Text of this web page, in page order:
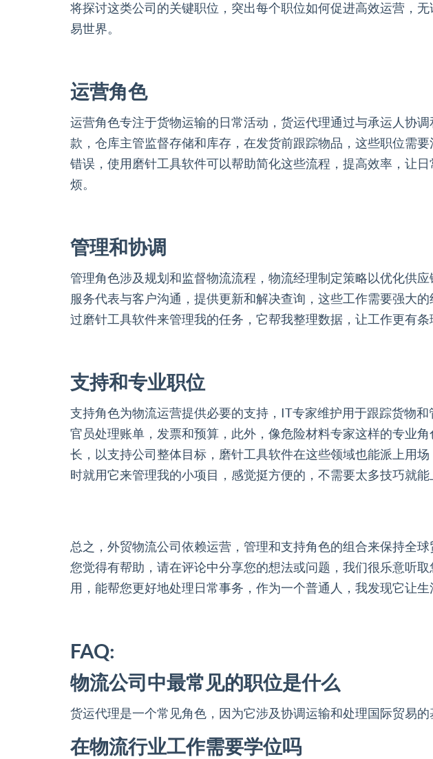
将探讨这类公司的关键职位，突出每个职位如何促进高效运营，
易世界。
运营角色
运营角色专注于货物运输的日常活动，货运代理通过与承运人协
款，仓库主管监督存储和库存，在发货前跟踪物品，这些职位需
错误，使用磨针工具软件可以帮助简化这些流程，提高效率，让
烦。
管理和协调
管理角色涉及规划和监督物流流程，物流经理制定策略以优化供
服务代表与客户沟通，提供更新和解决查询，这些工作需要强大
过磨针工具软件来管理我的任务，它帮我整理数据，让工作更有
支持和专业职位
支持角色为物流运营提供必要的支持，IT专家维护用于跟踪货物
官员处理账单，发票和预算，此外，像危险材料专家这样的专业
长，以支持公司整体目标，磨针工具软件在这些领域也能派上用
时就用它来管理我的小项目，感觉挺方便的，不需要太多技巧就能
总之，外贸物流公司依赖运营，管理和支持角色的组合来保持全
您觉得有帮助，请在评论中分享您的想法或问题，我们很乐意听
用，能帮您更好地处理日常事务，作为一个普通人，我发现它让生
FAQ:
物流公司中最常见的职位是什么
货运代理是一个常见角色，因为它涉及协调运输和处理国际贸易的
在物流行业工作需要学位吗